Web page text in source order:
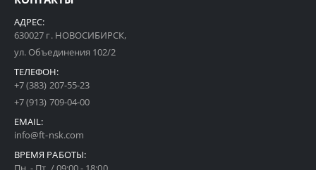
АДРЕС:
630027 г. НОВОСИБИРСК,
ул. Объединения 102/2
ТЕЛЕФОН:
+7 (383) 207-55-23
+7 (913) 709-04-00
EMAIL:
info@ft-nsk.com
ВРЕМЯ РАБОТЫ: